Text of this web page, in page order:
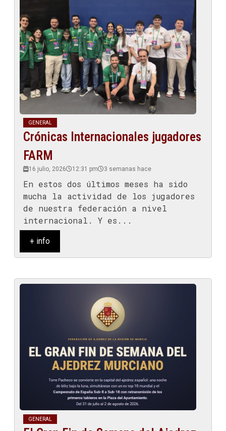
GENERAL
Crónicas Internacionales jugadores
FARM
16 julio, 2026 12:31 pm 3 semanas hace
En estos dos últimos meses ha sido
mucha la actividad de los jugadores
de nuestra federación a nivel
internacional. Y es...
+ info
GENERAL